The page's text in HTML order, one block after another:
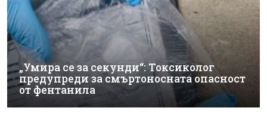
„Умира се за секунди“: Токсиколог
предупреди за смъртоносната опасност
от фентанила